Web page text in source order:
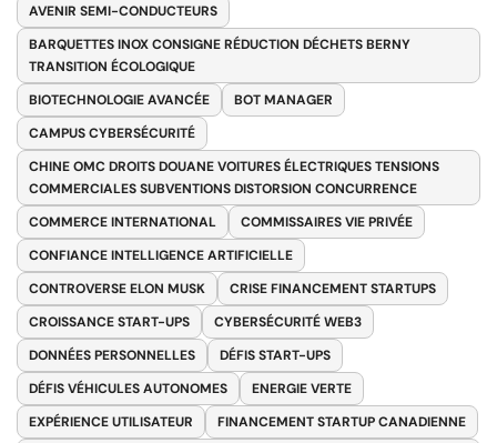
AVENIR SEMI-CONDUCTEURS
BARQUETTES INOX CONSIGNE RÉDUCTION DÉCHETS BERNY
TRANSITION ÉCOLOGIQUE
BIOTECHNOLOGIE AVANCÉE
BOT MANAGER
CAMPUS CYBERSÉCURITÉ
CHINE OMC DROITS DOUANE VOITURES ÉLECTRIQUES TENSIONS
COMMERCIALES SUBVENTIONS DISTORSION CONCURRENCE
COMMERCE INTERNATIONAL
COMMISSAIRES VIE PRIVÉE
CONFIANCE INTELLIGENCE ARTIFICIELLE
CONTROVERSE ELON MUSK
CRISE FINANCEMENT STARTUPS
CROISSANCE START-UPS
CYBERSÉCURITÉ WEB3
DONNÉES PERSONNELLES
DÉFIS START-UPS
DÉFIS VÉHICULES AUTONOMES
ENERGIE VERTE
EXPÉRIENCE UTILISATEUR
FINANCEMENT STARTUP CANADIENNE